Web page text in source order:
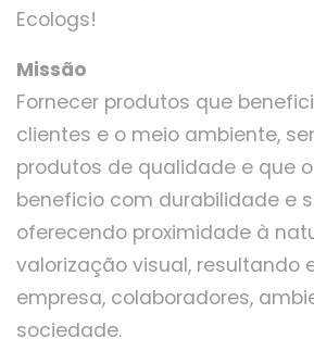
Ecologs!
Missão
Fornecer produtos que
clientes e o meio ambiente,
produtos de qualidade e que
beneficio com durabilidade e
oferecendo proximidade à
valorização visual, resultando
empresa, colaboradores,
sociedade.